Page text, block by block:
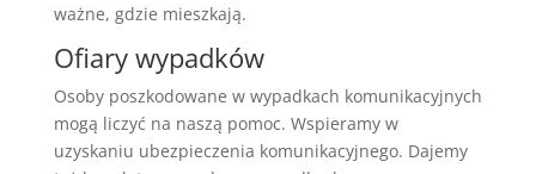
ważne, gdzie mieszkają.
Ofiary wypadków
Osoby poszkodowane w wypadkach komunikacyjnych
mogą liczyć na naszą pomoc. Wspieramy w
uzyskaniu ubezpieczenia komunikacyjnego. Dajemy